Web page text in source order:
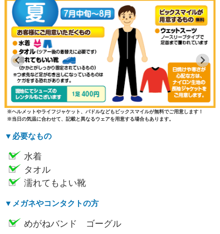
ヘルメットやライフジャケット、パドルなどもビックスマイルが無料でご用意します！
当日の気温に合わせて、記載と異なるウェアを用意する場合もあります。
必要なもの
水着
タオル
濡れてもよい靴
メガネやコンタクトの方
めがねバンド ゴーグル